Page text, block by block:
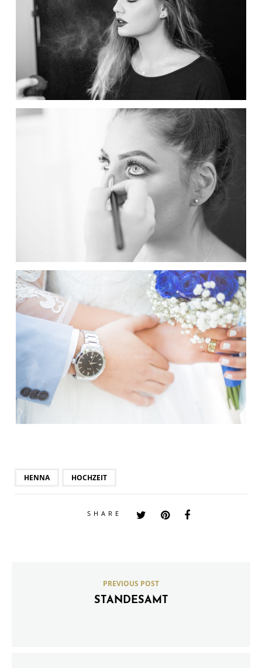
HENNA HOCHZEIT
SHARE
PREVIOUS POST
STANDESAMT